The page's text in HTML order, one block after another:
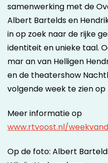
samenwerking met de
Albert Bartelds en
in op zoek naar de rijke
identiteit en unieke taal.
mar an van Helligen
en de theatershow
volgende week te zien op
Meer informatie op
www.rtvoost.nl/
Op de foto: Albert